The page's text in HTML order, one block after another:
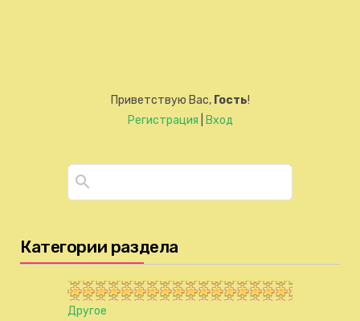
Приветствую Вас, Гость!
Регистрация
Вход
Категории раздела
Другое